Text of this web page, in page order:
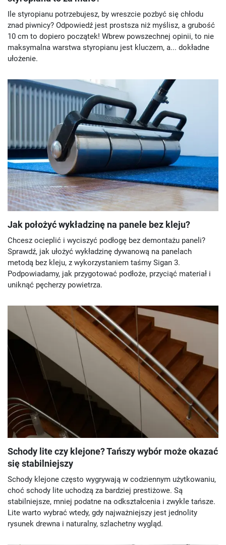
Ile styropianu potrzebujesz, by wreszcie pozbyć się chłodu
znad piwnicy? Odpowiedź jest prostsza niż myślisz, a grubość
10 cm to dopiero początek! Wbrew powszechnej opinii, to nie
maksymalna warstwa styropianu jest kluczem, a... dokładne
ułożenie.
Jak położyć wykładzinę na panele bez kleju?
Chcesz ocieplić i wyciszyć podłogę bez demontażu paneli?
Sprawdź, jak ułożyć wykładzinę dywanową na panelach
metodą bez kleju, z wykorzystaniem taśmy Sigan 3.
Podpowiadamy, jak przygotować podłoże, przyciąć materiał i
uniknąć pęcherzy powietrza.
Schody lite czy klejone? Tańszy wybór może okazać
się stabilniejszy
Schody klejone często wygrywają w codziennym użytkowaniu,
choć schody lite uchodzą za bardziej prestiżowe. Są
stabilniejsze, mniej podatne na odkształcenia i zwykle tańsze.
Lite warto wybrać wtedy, gdy najważniejszy jest jednolity
rysunek drewna i naturalny, szlachetny wygląd.